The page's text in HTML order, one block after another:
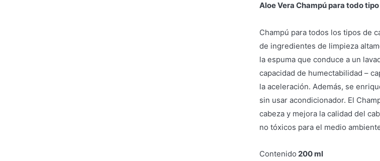
Aloe Vera Champú para todo
Champú para todos los tipos de
de ingredientes de limpieza
la espuma que conduce a un
capacidad de humectabilidad –
la aceleración. Además, se
sin usar acondicionador. El
cabeza y mejora la calidad del
no tóxicos para el medio
Contenido 200 ml